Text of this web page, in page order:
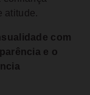
atitude.
com
e o